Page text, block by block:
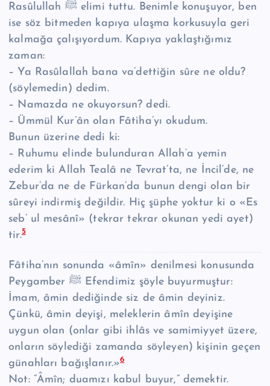
Rasûlullah ﷺ elimi tuttu. Benimle konuşuyor, ben
ise söz bitmeden kapıya ulaşma korkusuyla geri
kalmağa çalışıyordum. Kapıya yaklaştığımız
zaman:
– Ya Rasûlallah bana va’dettiğin sûre ne oldu?
(söylemedin) dedim.
– Namazda ne okuyorsun? dedi.
– Ümmül Kur’ân olan Fâtiha’yı okudum.
Bunun üzerine dedi ki:
– Ruhumu elinde bulunduran Allah’a yemin
ederim ki Allah Tealâ ne Tevrat’ta, ne İncil’de, ne
Zebur’da ne de Fürkan’da bunun dengi olan bir
sûreyi indirmiş değildir. Hiç şüphe yoktur ki o «Es
seb’ ul mesânî» (tekrar tekrar okunan yedi ayet)
tir.5
Fâtiha’nın sonunda «âmîn» denilmesi konusunda
Peygamber ﷺ Efendimiz şöyle buyurmuştur:
İmam, âmin dediğinde siz de âmin deyiniz.
Çünkü, âmin deyişi, meleklerin âmîn deyişine
uygun olan (onlar gibi ihlâs ve samimiyyet üzere,
onların söylediği zamanda söyleyen) kişinin geçen
günahları bağışlanır.»6
Not: “Âmîn; duamızı kabul buyur,” demektir.